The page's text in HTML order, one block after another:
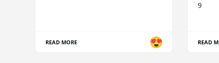
READ MORE
9
READ